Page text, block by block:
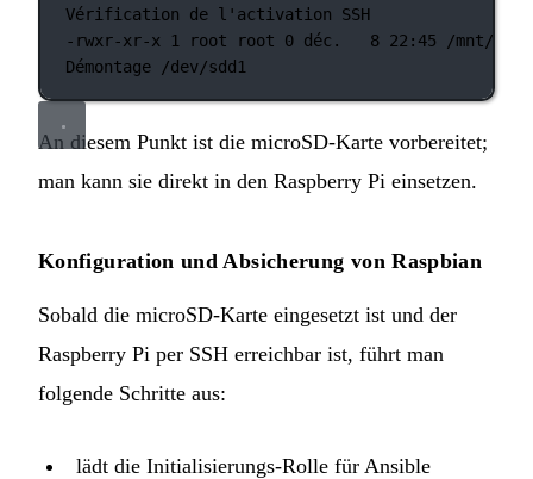
Vérification
de l'activation SSH
-rwxr-xr-x 1 root root 0 déc.   8 22:45 /mnt/sdd/
Démontage /dev/sdd1
An diesem Punkt ist die microSD-Karte vorbereitet;
man kann sie direkt in den Raspberry Pi einsetzen.
Konfiguration und Absicherung von Raspbian
Sobald die microSD-Karte eingesetzt ist und der
Raspberry Pi per SSH erreichbar ist, führt man
folgende Schritte aus:
lädt die Initialisierungs-Rolle für Ansible